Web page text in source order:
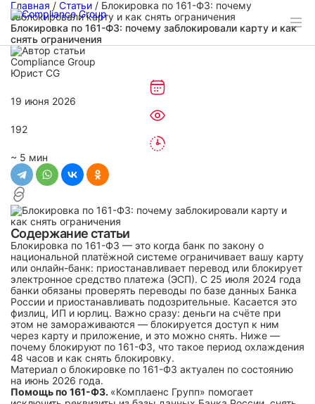
Главная / Статьи / Блокировка по 161-ФЗ: почему
заблокировали карту и как снять ограничения
Блокировка по 161-ФЗ: почему заблокировали карту и как
снять ограничения
Compliance Group
Юрист CG
19 июня 2026
192
~ 5 мин
Содержание статьи
Блокировка по 161-ФЗ — это когда банк по закону о
национальной платёжной системе ограничивает вашу карту
или онлайн-банк: приостанавливает перевод или блокирует
электронное средство платежа (ЭСП). С 25 июля 2024 года
банки обязаны проверять переводы по базе данных Банка
России и приостанавливать подозрительные. Касается это
физлиц, ИП и юрлиц. Важно сразу: деньги на счёте при
этом не замораживаются — блокируется доступ к ним
через карту и приложение, и это можно снять. Ниже —
почему блокируют по 161-ФЗ, что такое период охлаждения
48 часов и как снять блокировку.
Материал о блокировке по 161-ФЗ актуален по состоянию
на июнь 2026 года.
Помощь по 161-ФЗ. «Комплаенс Групп» помогает